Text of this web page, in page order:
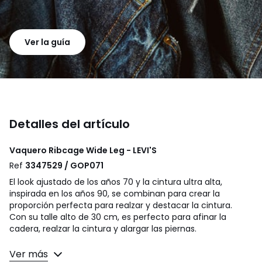
Ver la guía
Detalles del artículo
Vaquero Ribcage Wide Leg - LEVI'S
Ref 3347529 / GOP071
El look ajustado de los años 70 y la cintura ultra alta,
inspirada en los años 90, se combinan para crear la
proporción perfecta para realzar y destacar la cintura.
Con su talle alto de 30 cm, es perfecto para afinar la
cadera, realzar la cintura y alargar las piernas.
Ver más